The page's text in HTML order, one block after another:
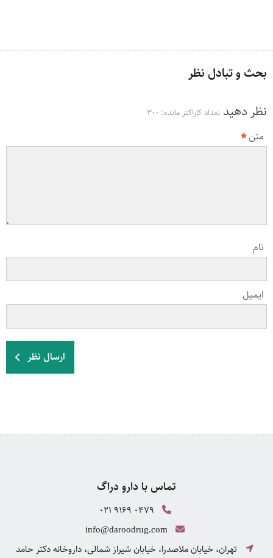
بحث و تبادل نظر
نظر دهید تعداد کاراکتر مانده: 300
متن
نام
ایمیل
ارسال نظر
تماس با دارو دراگ
021 9169 0479
info@daroodrug.com
تهران، خیابان ملاصدرا، خیابان شیراز شمالی، داروخانه دکتر حامد